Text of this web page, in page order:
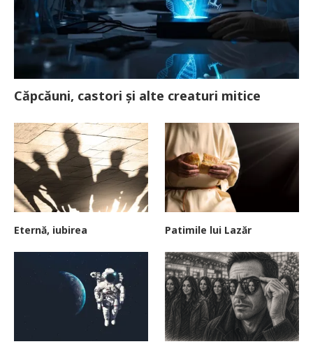
Căpcăuni, castori și alte creaturi mitice
Eternă, iubirea Patimile lui Lazăr